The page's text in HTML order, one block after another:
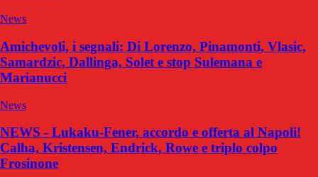
News
Amichevoli, i segnali: Di Lorenzo, Pinamonti, Vlasic,
Samardzic, Dallinga, Solet e stop Sulemana e
Marianucci
News
NEWS - Lukaku-Fener, accordo e offerta al Napoli!
Calha, Kristensen, Endrick, Rowe e triplo colpo
Frosinone